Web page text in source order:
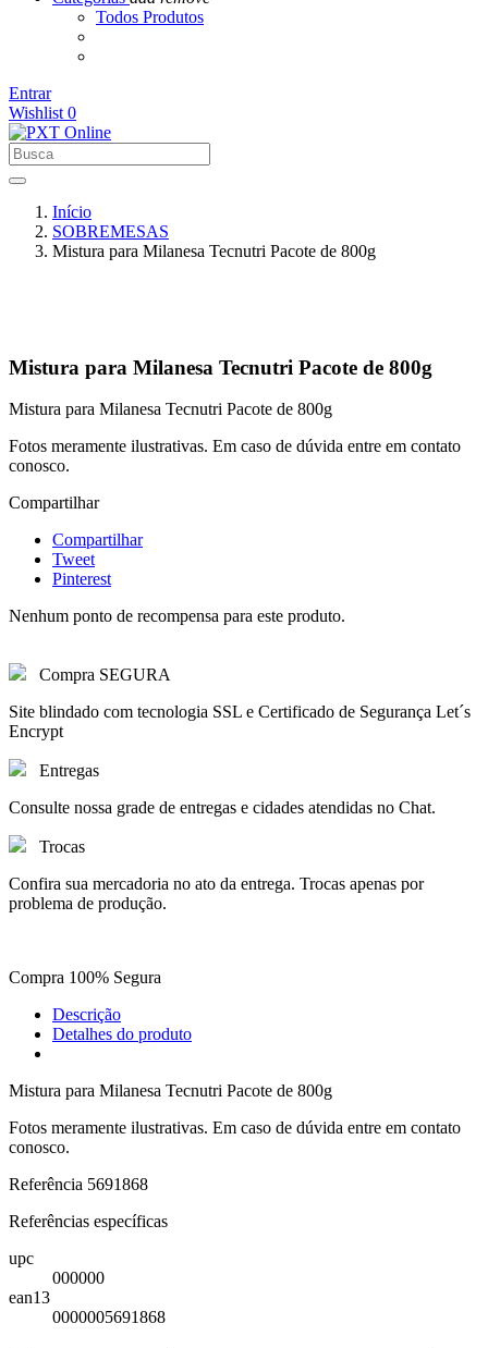
Todos Produtos
Entrar
Wishlist 0
Início
SOBREMESAS
Mistura para Milanesa Tecnutri Pacote de 800g
Mistura para Milanesa Tecnutri Pacote de 800g
Mistura para Milanesa Tecnutri Pacote de 800g
Fotos meramente ilustrativas. Em caso de dúvida entre em contato
conosco.
Compartilhar
Compartilhar
Tweet
Pinterest
Nenhum ponto de recompensa para este produto.
Compra SEGURA
Site blindado com tecnologia SSL e Certificado de Segurança Let´s
Encrypt
Entregas
Consulte nossa grade de entregas e cidades atendidas no Chat.
Trocas
Confira sua mercadoria no ato da entrega. Trocas apenas por
problema de produção.
Compra 100% Segura
Descrição
Detalhes do produto
Mistura para Milanesa Tecnutri Pacote de 800g
Fotos meramente ilustrativas. Em caso de dúvida entre em contato
conosco.
Referência 5691868
Referências específicas
upc
000000
ean13
0000005691868